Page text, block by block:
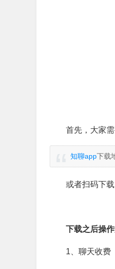
首先，大家
知聊app下载
或者扫码下载
下载之后操
1、聊天收费